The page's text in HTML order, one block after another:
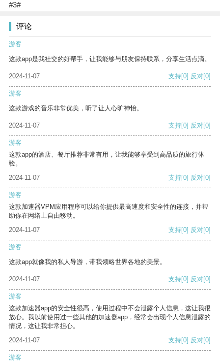
#3#
评论
游客
这款app是我社交的好帮手，让我能够与朋友保持联系，分享生活点滴。
2024-11-07 支持[0] 反对[0]
游客
这款游戏的音乐非常优美，听了让人心旷神怡。
2024-11-07 支持[0] 反对[0]
游客
这款app的酒店、餐厅推荐非常有用，让我能够享受到高品质的旅行体
验。
2024-11-07
支持[0] 反对[0]
游客
这款加速器VPM应用程序可以给你提供最高速度和安全性的连接，并帮
助你在网络上自由移动。
2024-11-07
支持[0] 反对[0]
游客
这款app就像我的私人导游，带我领略世界各地的美景。
2024-11-07 支持[0] 反对[0]
游客
这款加速器app的安全性很高，使用过程中不会泄露个人信息，这让我很
放心。我以前使用过一些其他的加速器app，经常会出现个人信息泄露的
情况，这让我非常担心。
2024-11-07
支持[0] 反对[0]
游客